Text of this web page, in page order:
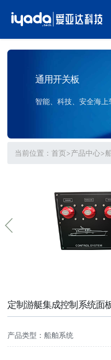
通用开关板
智能、科技、安全海上
当前位置： 首页>产品中心>
定制游艇集成控制系统面
产品类型：船舶系统